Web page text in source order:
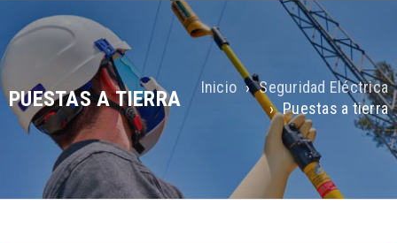
PUESTAS A TIERRA Inicio › Seguridad Eléctrica
› Puestas a tierra